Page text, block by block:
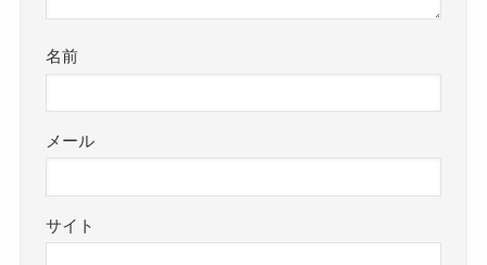
名前
メール
サイト